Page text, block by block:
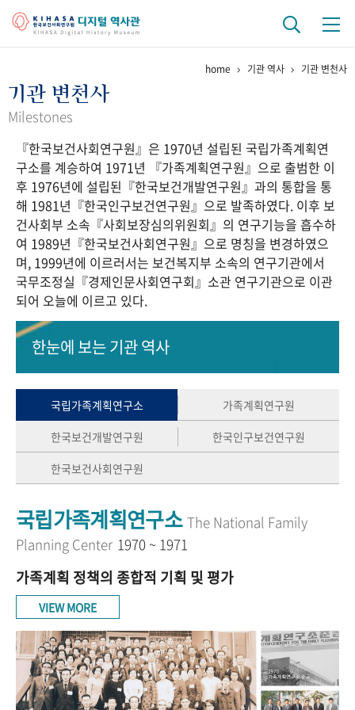
걸어온 길 기관 변천사
연구 역사
정책과 연구 키워드로 보는 연구 역사
연구자들
간행물 변천사
기록물 아카이브
사진 아카이브 문서 기록물 행정박물 영상 기록물
50+1 주년 기념
세계와 함께 한 KIHASA
VR 역사관
home 기관 역사 기관 변천사
기관 변천사
Milestones
『한국보건사회연구원』은 1970년 설립된 국립가족계획연
구소를 계승하여 1971년 『가족계획연구원』으로 출범한 이
후 1976년에 설립된『한국보건개발연구원』과의 통합을 통
해 1981년『한국인구보건연구원』으로 발족하였다. 이후 보
건사회부 소속『사회보장심의위원회』의 연구기능을 흡수하
여 1989년『한국보건사회연구원』으로 명칭을 변경하였으
며, 1999년에 이르러서는 보건복지부 소속의 연구기관에서
국무조정실『경제인문사회연구회』소관 연구기관으로 이관
되어 오늘에 이르고 있다.
한눈에 보는기관 역사
국립가족계획연구소
가족계획연구원
한국보건개발연구원
한국인구보건연구원
한국보건사회연구원
국립가족계획연구소 The National Family
Planning Center 1970 ~ 1971
가족계획 정책의 종합적 기획 및 평가
VIEW MORE